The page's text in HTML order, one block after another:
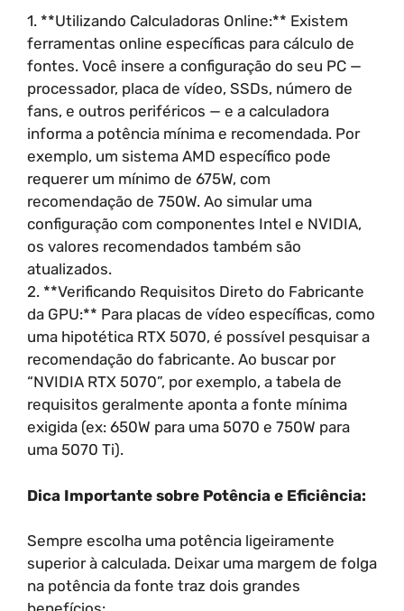
1. **Utilizando Calculadoras Online:** Existem
ferramentas online específicas para cálculo de
fontes. Você insere a configuração do seu PC —
processador, placa de vídeo, SSDs, número de
fans, e outros periféricos — e a calculadora
informa a potência mínima e recomendada. Por
exemplo, um sistema AMD específico pode
requerer um mínimo de 675W, com
recomendação de 750W. Ao simular uma
configuração com componentes Intel e NVIDIA,
os valores recomendados também são
atualizados.
2. **Verificando Requisitos Direto do Fabricante
da GPU:** Para placas de vídeo específicas, como
uma hipotética RTX 5070, é possível pesquisar a
recomendação do fabricante. Ao buscar por
“NVIDIA RTX 5070”, por exemplo, a tabela de
requisitos geralmente aponta a fonte mínima
exigida (ex: 650W para uma 5070 e 750W para
uma 5070 Ti).
Dica Importante sobre Potência e Eficiência:
Sempre escolha uma potência ligeiramente
superior à calculada. Deixar uma margem de folga
na potência da fonte traz dois grandes